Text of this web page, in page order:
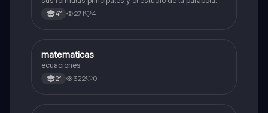
como representación gráfica.Incluye desarrollo de la
forma general, cálculo de raíces, vértice y elementos
4° 271 4
MMatemáticas
matematicas
ecuaciones
2° 322 0